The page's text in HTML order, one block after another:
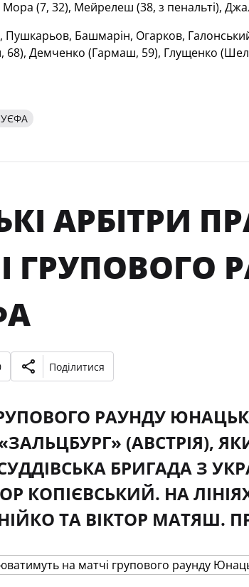
(7, 32), Мейрелеш (38, з пенальті),
Пушкарьов, Башмарін, Огарков,
Демченко (Гармаш, 59), Глущенко
УЄФА
АРБІТРИ
ГРУПОВОГО
Поділитися
РАУНДУ
(АВСТРІЯ),
БРИГАДА З
КОПІЄВСЬКИЙ. НА
ТА ВІКТОР МАТЯШ.